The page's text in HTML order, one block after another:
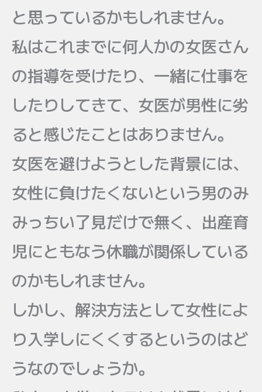
と思っているかもしれません。
私はこれまでに何人かの女医さん
の指導を受けたり、一緒に仕事を
したりしてきて、女医が男性に劣
ると感じたことはありません。
女医を避けようとした背景には、
女性に負けたくないという男のみ
みっちい了見だけで無く、出産育
児にともなう休職が関係している
のかもしれません。
しかし、解決方法として女性によ
り入学しにくくするというのはど
うなのでしょうか。